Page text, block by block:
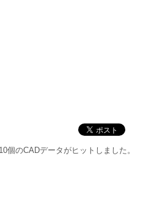
10個のCADデータがヒットしました。